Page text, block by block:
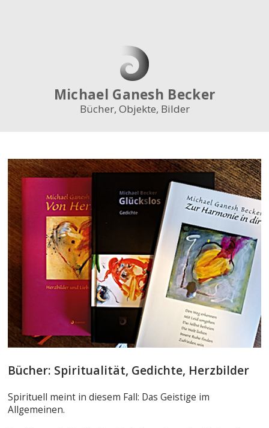
Michael Ganesh Becker
Bücher, Objekte, Bilder
Bücher: Spiritualität, Gedichte, Herzbilder
Spirituell meint in diesem Fall: Das Geistige im
Allgemeinen.